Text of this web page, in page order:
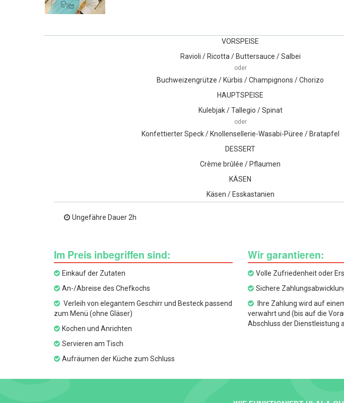
VORSPEISE
Ravioli / Ricotta / Buttersauce / Salbei
oder
Buchweizengrütze / Kürbis / Champignons / Chorizo
HAUPTSPEISE
Kulebjak / Tallegio / Spinat
oder
Konfettierter Speck / Knollensellerie-Wasabi-Püree / Bratapfel
DESSERT
Crème brûlée / Pflaumen
KÄSEN
Käsen / Esskastanien
Ungefähre Dauer 2h
Im Preis inbegriffen sind:
Einkauf der Zutaten
An-/Abreise des Chefkochs
Verleih von elegantem Geschirr und Besteck passend
zum Menü (ohne Gläser)
Kochen und Anrichten
Servieren am Tisch
Aufräumen der Küche zum Schluss
Wir garantieren:
Volle Zufriedenheit oder
Sichere
Ihre Zahlung wird auf
verwahrt und (bis auf die
Abschluss der Dienstleistung